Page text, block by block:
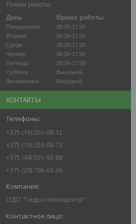
Режим работы:
День
Время работы
Понедельник
08:30-17:00
Вторник
08:30-17:00
Среда
08:30-17:00
Четверг
08:30-17:00
Пятница
08:30-17:00
Суббота
Выходной
Воскресенье
Выходной
КОНТАКТЫ
+375 (16) 255-08-12
+375 (16) 255-08-13
+375 (44) 555-93-88
+375 (29) 796-63-36
ОДО "Гидротеплоцентр"